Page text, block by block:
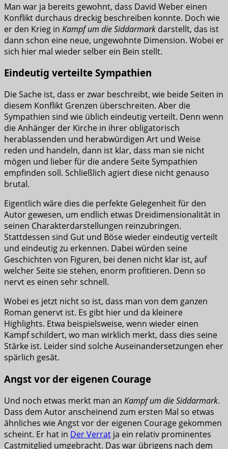
Man war ja bereits gewohnt, dass David Weber einen
Konflikt durchaus dreckig beschreiben konnte. Doch wie
er den Krieg in Kampf um die Siddarmark darstellt, das ist
dann schon eine neue, ungewohnte Dimension. Wobei er
sich hier mal wieder selber ein Bein stellt.
Eindeutig verteilte Sympathien
Die Sache ist, dass er zwar beschreibt, wie beide Seiten in
diesem Konflikt Grenzen überschreiten. Aber die
Sympathien sind wie üblich eindeutig verteilt. Denn wenn
die Anhänger der Kirche in ihrer obligatorisch
herablassenden und herabwürdigen Art und Weise
reden und handeln, dann ist klar, dass man sie nicht
mögen und lieber für die andere Seite Sympathien
empfinden soll. Schließlich agiert diese nicht genauso
brutal.
Eigentlich wäre dies die perfekte Gelegenheit für den
Autor gewesen, um endlich etwas Dreidimensionalität in
seinen Charakterdarstellungen reinzubringen.
Stattdessen sind Gut und Böse wieder eindeutig verteilt
und eindeutig zu erkennen. Dabei würden seine
Geschichten von Figuren, bei denen nicht klar ist, auf
welcher Seite sie stehen, enorm profitieren. Denn so
nervt es einen sehr schnell.
Wobei es jetzt nicht so ist, dass man von dem ganzen
Roman genervt ist. Es gibt hier und da kleinere
Highlights. Etwa beispielsweise, wenn wieder einen
Kampf schildert, wo man wirklich merkt, dass dies seine
Stärke ist. Leider sind solche Auseinandersetzungen eher
spärlich gesät.
Angst vor der eigenen Courage
Und noch etwas merkt man an Kampf um die Siddarmark.
Dass dem Autor anscheinend zum ersten Mal so etwas
ähnliches wie Angst vor der eigenen Courage gekommen
scheint. Er hat in Der Verrat ja ein relativ prominentes
Castmitglied umgebracht. Das war übrigens nach dem